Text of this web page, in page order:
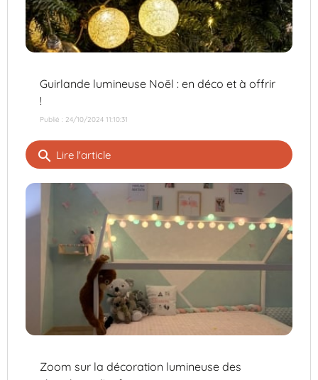
Guirlande lumineuse Noël : en déco et à offrir
!
Publié : 24/10/2024 11:10:31
search Lire l'article
Zoom sur la décoration lumineuse des